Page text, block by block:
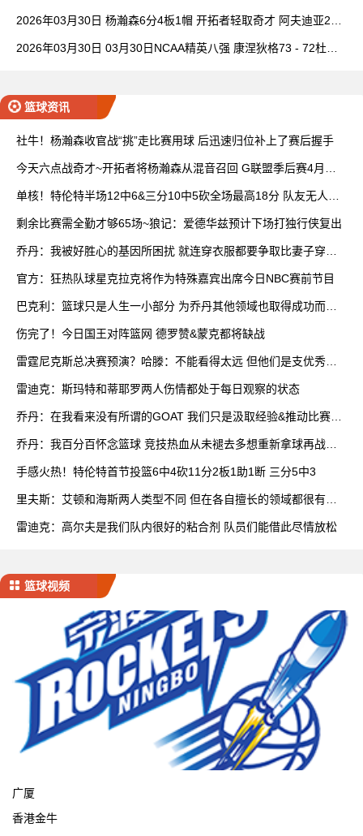
2026年03月30日 杨瀚森6分4板1帽 开拓者轻取奇才 阿夫迪亚20+
2026年03月30日 03月30日NCAA精英八强 康涅狄格73 - 72杜克
篮球资讯
社牛！杨瀚森收官战“挑”走比赛用球 后迅速归位补上了赛后握手
今天六点战奇才~开拓者将杨瀚森从混音召回 G联盟季后赛4月开
单核！特伦特半场12中6&三分10中5砍全场最高18分 队友无人上
剩余比赛需全勤才够65场~狼记：爱德华兹预计下场打独行侠复出
乔丹：我被好胜心的基因所困扰 就连穿衣服都要争取比妻子穿得
官方：狂热队球星克拉克将作为特殊嘉宾出席今日NBC赛前节目
巴克利：篮球只是人生一小部分 为乔丹其他领域也取得成功而自
伤完了！今日国王对阵篮网 德罗赞&蒙克都将缺战
雷霆尼克斯总决赛预演？哈滕：不能看得太远 但他们是支优秀球
雷迪克：斯玛特和蒂耶罗两人伤情都处于每日观察的状态
乔丹：在我看来没有所谓的GOAT 我们只是汲取经验&推动比赛发
乔丹：我百分百怀念篮球 竞技热血从未褪去多想重新拿球再战一
手感火热！特伦特首节投篮6中4砍11分2板1助1断 三分5中3
里夫斯：艾顿和海斯两人类型不同 但在各自擅长的领域都很有效
雷迪克：高尔夫是我们队内很好的粘合剂 队员们能借此尽情放松
篮球视频
广厦
香港金牛